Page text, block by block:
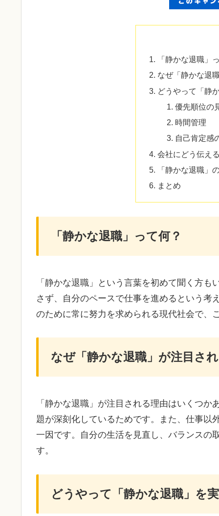
「静かな退職」
なぜ「静かな退
どうやって「静
優先順位の
時間管理
自己肯定感
会社にどう伝え
「静かな退職」
まとめ
「静かな退職」って何？
「静かな退職」という言葉を初めて聞く方
さず、自分のペースで仕事を進めるという考
のために常に努力を求められる現代社会で、
なぜ「静かな退職」が注目さ
「静かな退職」が注目される理由はいくつ
題が深刻化しているためです。また、仕事以
一因です。自分の生活を見直し、バランスの
す。
どうやって「静かな退職」を